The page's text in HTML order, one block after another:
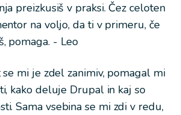
preizkusiš v praksi. Čez celoten
na voljo, da ti v primeru, če
pomaga. - Leo
mi je zdel zanimiv, pomagal mi
kako deluje Drupal in kaj so
Sama vsebina se mi zdi v redu,